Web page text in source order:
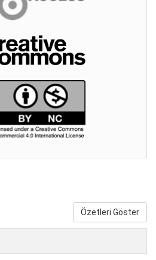
Özetleri Göster